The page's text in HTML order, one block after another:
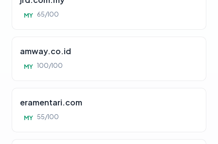
MY 65/100
amway.co.id
MY 100/100
eramentari.com
MY 55/100